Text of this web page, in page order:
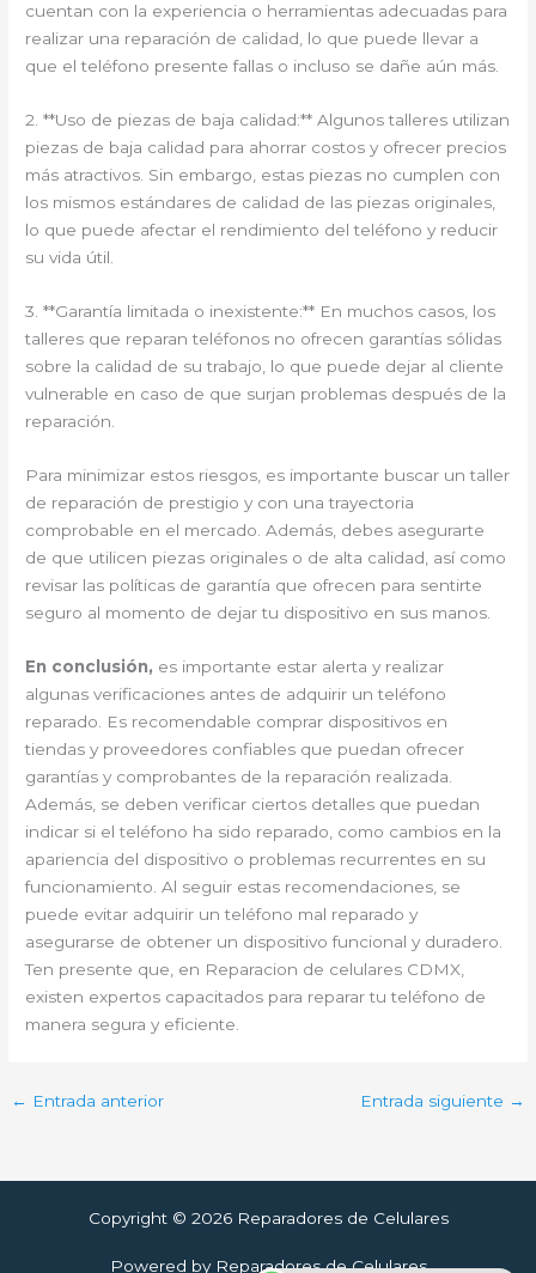
cuentan con la experiencia o herramientas adecuadas para
realizar una reparación de calidad, lo que puede llevar a
que el teléfono presente fallas o incluso se dañe aún más.
2. **Uso de piezas de baja calidad:** Algunos talleres utilizan
piezas de baja calidad para ahorrar costos y ofrecer precios
más atractivos. Sin embargo, estas piezas no cumplen con
los mismos estándares de calidad de las piezas originales,
lo que puede afectar el rendimiento del teléfono y reducir
su vida útil.
3. **Garantía limitada o inexistente:** En muchos casos, los
talleres que reparan teléfonos no ofrecen garantías sólidas
sobre la calidad de su trabajo, lo que puede dejar al cliente
vulnerable en caso de que surjan problemas después de la
reparación.
Para minimizar estos riesgos, es importante buscar un taller
de reparación de prestigio y con una trayectoria
comprobable en el mercado. Además, debes asegurarte
de que utilicen piezas originales o de alta calidad, así como
revisar las políticas de garantía que ofrecen para sentirte
seguro al momento de dejar tu dispositivo en sus manos.
En conclusión, es importante estar alerta y realizar
algunas verificaciones antes de adquirir un teléfono
reparado. Es recomendable comprar dispositivos en
tiendas y proveedores confiables que puedan ofrecer
garantías y comprobantes de la reparación realizada.
Además, se deben verificar ciertos detalles que puedan
indicar si el teléfono ha sido reparado, como cambios en la
apariencia del dispositivo o problemas recurrentes en su
funcionamiento. Al seguir estas recomendaciones, se
puede evitar adquirir un teléfono mal reparado y
asegurarse de obtener un dispositivo funcional y duradero.
Ten presente que, en Reparacion de celulares CDMX,
existen expertos capacitados para reparar tu teléfono de
manera segura y eficiente.
← Entrada anterior Entrada siguiente →
Copyright © 2026 Reparadores de Celulares
Powered by Reparadores de Celulares